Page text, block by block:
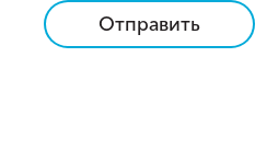
Отправить